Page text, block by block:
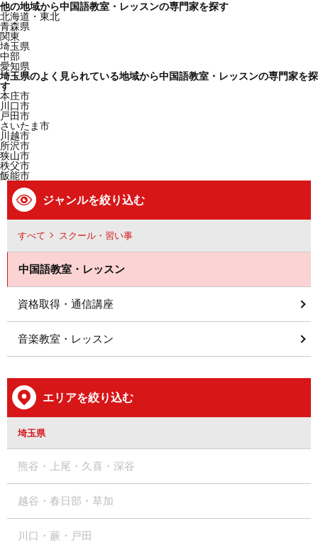
他の地域から中国語教室・レッスンの専門家を探す
北海道・東北
青森県
関東
埼玉県
中部
愛知県
埼玉県のよく見られている地域から中国語教室・レッスンの専門家を探
す
本庄市
川口市
戸田市
さいたま市
川越市
所沢市
狭山市
秩父市
飯能市
ジャンルを絞り込む
すべて スクール・習い事
中国語教室・レッスン
資格取得・通信講座
音楽教室・レッスン
エリアを絞り込む
埼玉県
熊谷・上尾・久喜・深谷
越谷・春日部・草加
川口・蕨・戸田